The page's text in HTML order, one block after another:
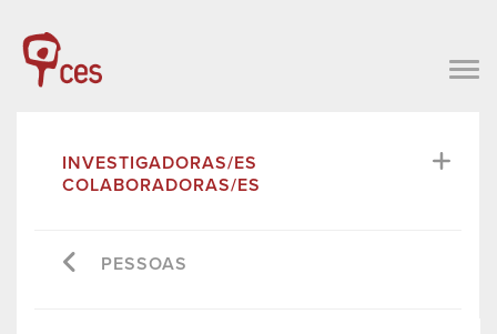
INVESTIGADORAS/ES
COLABORADORAS/ES
PESSOAS